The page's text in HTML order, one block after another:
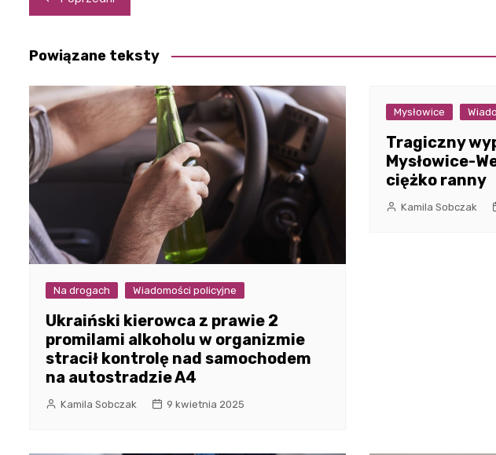
wpisu
Powiązane teksty
Na drogach Wiadomości policyjne
Ukraiński kierowca z prawie 2
promilami alkoholu w organizmie
stracił kontrolę nad samochodem
na autostradzie A4
Kamila Sobczak 9 kwietnia 2025
Mysłowice
Tragiczny
Mysłowice-
ciężko ranny
Kamila Sobczak